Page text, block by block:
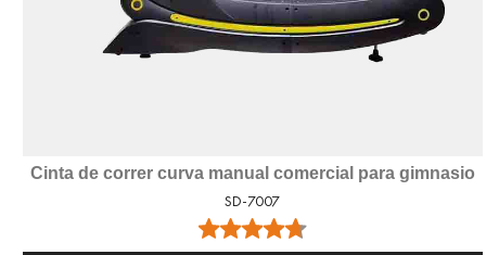
Cinta de correr curva manual comercial para gimnasio
SD-7007